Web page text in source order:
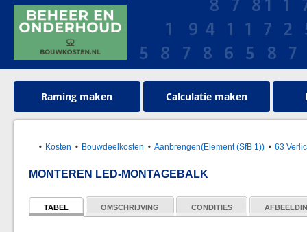
Raming maken Calculatie maken
Kosten Bouwdeelkosten Aanbrengen(Element (SfB 1)) 63
MONTEREN LED-MONTAGEBALK
TABEL OMSCHRIJVING CONDITIES